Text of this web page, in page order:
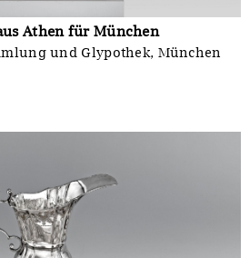
Athen für München
und Glypothek, München